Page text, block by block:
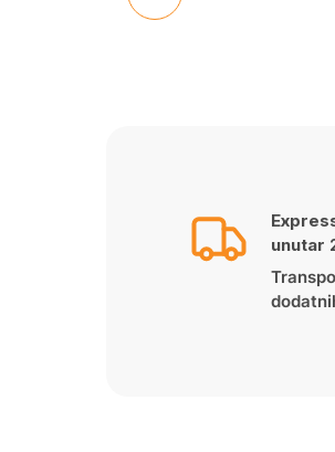
unutar